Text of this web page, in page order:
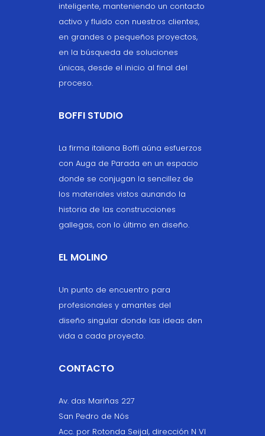
inteligente, manteniendo un contacto
activo y fluido con nuestros clientes,
en grandes o pequeños proyectos,
en la búsqueda de soluciones
únicas, desde el inicio al final del
proceso.
BOFFI STUDIO
La firma italiana Boffi aúna esfuerzos
con Auga de Parada en un espacio
donde se conjugan la sencillez de
los materiales vistos aunando la
historia de las construcciones
gallegas, con lo último en diseño.
EL MOLINO
Un punto de encuentro para
profesionales y amantes del
diseño singular donde las ideas den
vida a cada proyecto.
CONTACTO
Av. das Mariñas 227
San Pedro de Nós
Acc. por Rotonda Seijal, dirección N VI